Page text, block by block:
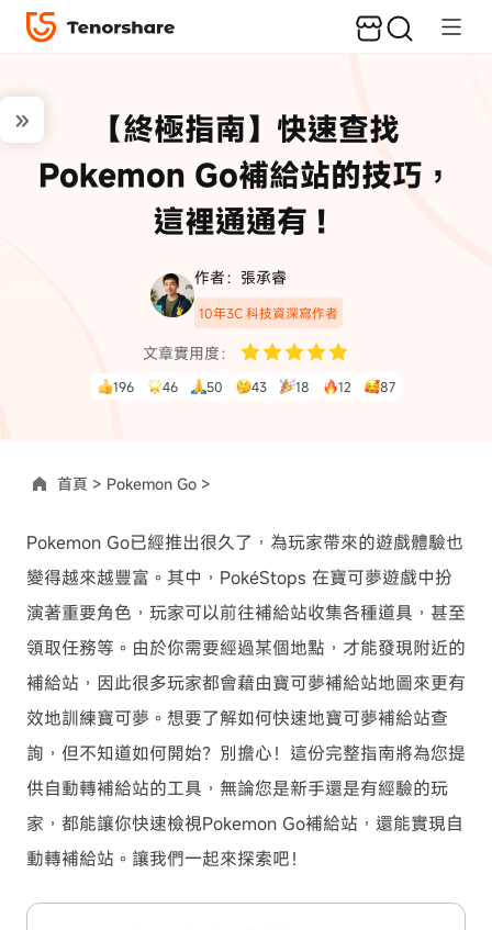
【終極指南】快速查找
Pokemon Go補給站的技巧，
這裡通通有！
作者：張承睿
10年3C 科技資深寫作者
文章實用度：
196 46 50 43 18 12 87
首頁 > Pokemon Go >
Pokemon Go已經推出很久了，為玩家帶來的遊戲體驗也
變得越來越豐富。其中，PokéStops 在寶可夢遊戲中扮
演著重要角色，玩家可以前往補給站收集各種道具，甚至
領取任務等。由於你需要經過某個地點，才能發現附近的
補給站，因此很多玩家都會藉由寶可夢補給站地圖來更有
效地訓練寶可夢。想要了解如何快速地寶可夢補給站查
詢，但不知道如何開始？別擔心！這份完整指南將為您提
供自動轉補給站的工具，無論您是新手還是有經驗的玩
家，都能讓你快速檢視Pokemon Go補給站，還能實現自
動轉補給站。讓我們一起來探索吧！